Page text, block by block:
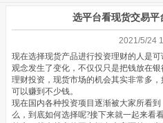
选平台看现货交易平
2021/5/24
现在选择现货产品进行投资理财的人是
观念发生了变化，不仅仅只是把钱放在
理财投资，现货市场的机会其实非常多
可以赚到不少钱。
现在国内各种投资项目逐渐被大家所看
么，到底如何选择呢?接下来就一起来看